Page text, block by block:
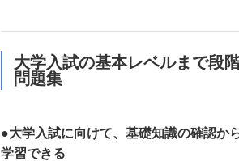
大学入試の基本レベルまで段
問題集
●大学入試に向けて、基礎知識の確認か
学習できる